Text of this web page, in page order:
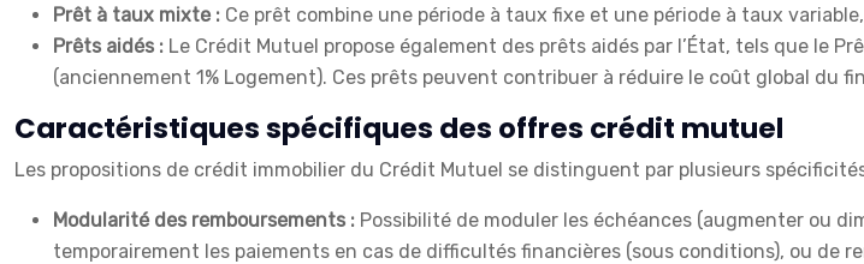
Prêt à taux mixte : Ce prêt combine une période à taux fixe et une période à taux
Prêts aidés : Le Crédit Mutuel propose également des prêts aidés par l’État, tels que le
(anciennement 1% Logement). Ces prêts peuvent contribuer à réduire le coût global du
Caractéristiques spécifiques des offres crédit mutuel
Les propositions de crédit immobilier du Crédit Mutuel se distinguent par plusieurs
Modularité des remboursements : Possibilité de moduler les échéances (augmenter ou
temporairement les paiements en cas de difficultés financières (sous conditions), ou de